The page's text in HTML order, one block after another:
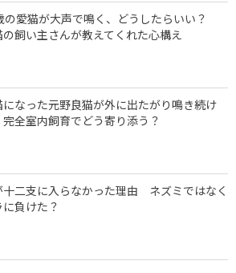
の愛猫が大声で鳴く、どうしたらいい？
の飼い主さんが教えてくれた心構え
になった元野良猫が外に出たがり鳴き続け
全室内飼育でどう寄り添う？
十二支に入らなかった理由 ネズミではなく
に負けた？